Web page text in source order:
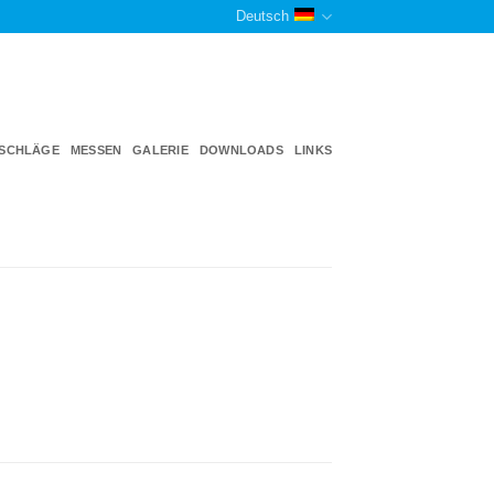
Deutsch
MESSEN GALERIE DOWNLOADS LINKS